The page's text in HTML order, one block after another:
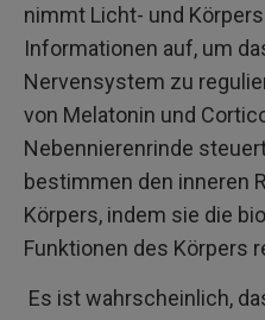
nimmt Licht- und
Informationen auf, um
Nervensystem zu
von Melatonin und
Nebennierenrinde
bestimmen den inneren
Körpers, indem sie die
Funktionen des Körpers
Es ist wahrscheinlich,